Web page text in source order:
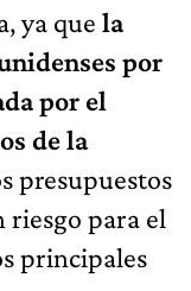
ya que la
por
por el
de la
presupuestos
riesgo para el
principales